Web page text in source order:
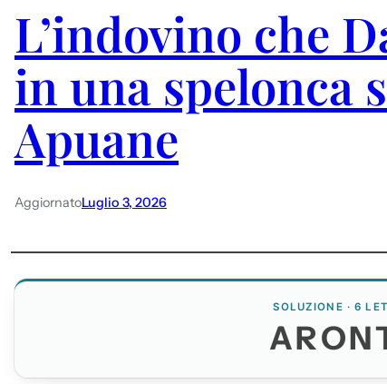
L’indovino che
in una spelonca
Apuane
AggiornatoLuglio 3, 2026
SOLUZIONE · 6